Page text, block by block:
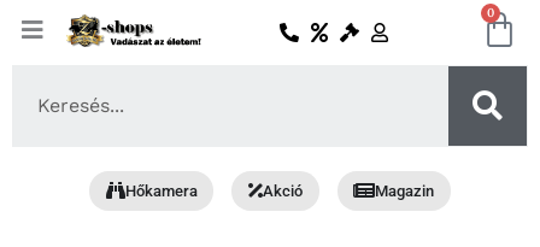
Skip
0
Hőkamera Akció Magazin